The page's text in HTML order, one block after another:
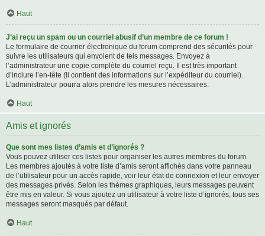
Haut
J’ai reçu un spam ou un courriel abusif d’un membre de ce forum !
Le formulaire de courrier électronique du forum comprend des sécurités pour
suivre les utilisateurs qui envoient de tels messages. Envoyez à
l’administrateur une copie complète du courriel reçu. Il est très important
d’inclure l’en-tête (il contient des informations sur l’expéditeur du courriel).
L’administrateur pourra alors prendre les mesures nécessaires.
Haut
Amis et ignorés
Que sont mes listes d’amis et d’ignorés ?
Vous pouvez utiliser ces listes pour organiser les autres membres du forum.
Les membres ajoutés à votre liste d’amis seront affichés dans votre panneau
de l’utilisateur pour un accès rapide, voir leur état de connexion et leur envoyer
des messages privés. Selon les thèmes graphiques, leurs messages peuvent
être mis en valeur. Si vous ajoutez un utilisateur à votre liste d’ignorés, tous ses
messages seront masqués par défaut.
Haut